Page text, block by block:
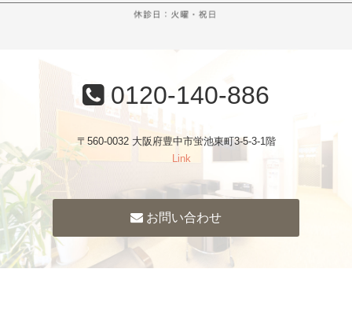
0120-140-886
〒560-0032 大阪府豊中市蛍池東町3-5-3-1階
Link
お問い合わせ